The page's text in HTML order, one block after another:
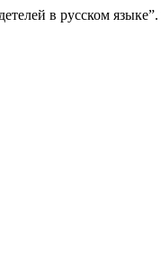
в русском языке”.